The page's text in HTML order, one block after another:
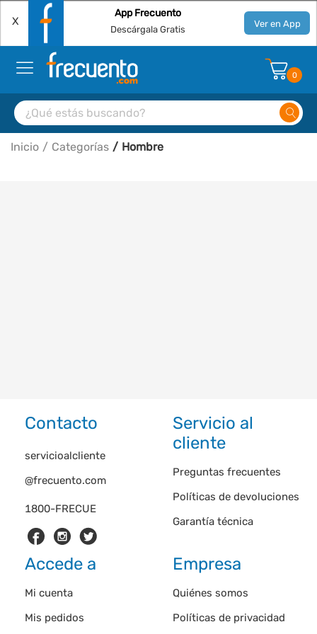
X
App Frecuento
Descárgala Gratis Ver en App
0
Inicio Categorías Hombre
Contacto
1800-FRECUE
servicioalcliente
@frecuento.com
Servicio al
cliente
Preguntas frecuentes
Políticas de devoluciones
Garantía técnica
Accede a
Mi cuenta
Mis pedidos
Empresa
Quiénes somos
Políticas de privacidad